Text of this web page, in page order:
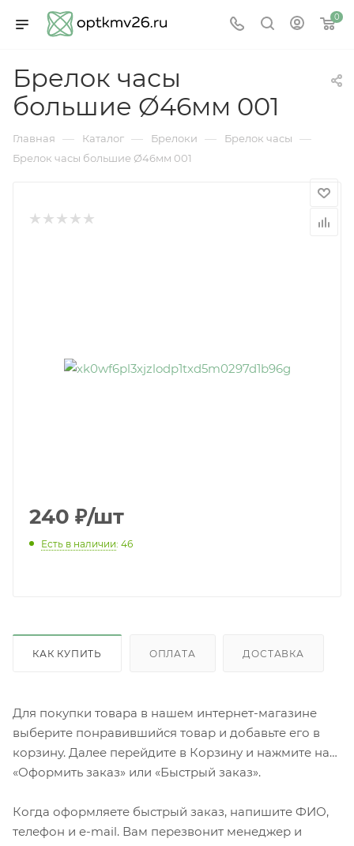
0
Брелок часы
большие Ø46мм 001
Главная — Каталог — Брелоки — Брелок часы —
Брелок часы большие Ø46мм 001
240 ₽/шт
Есть в наличии: 46
КАК КУПИТЬ ОПЛАТА ДОСТАВКА
Для покупки товара в нашем интернет-магазине
выберите понравившийся товар и добавьте его в
корзину. Далее перейдите в Корзину и нажмите на
«Оформить заказ» или «Быстрый заказ».
Когда оформляете быстрый заказ, напишите ФИО,
телефон и e-mail. Вам перезвонит менеджер и